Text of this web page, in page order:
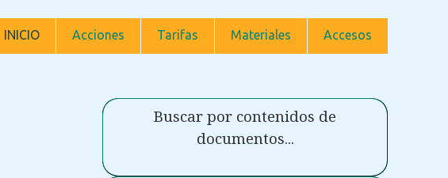
INICIO Acciones Tarifas Materiales Accesos
Buscar por contenidos de
documentos...